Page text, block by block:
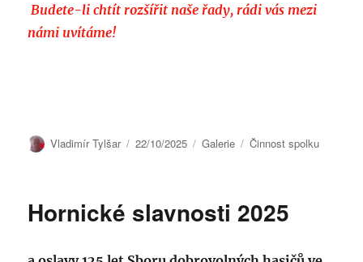
Budete-li chtít rozšířit naše řady, rádi vás mezi
námi uvítáme!
Autor:
Vladimír Tylšar Publikováno:
22/10/2025 Formát:
Galerie Rubriky:
Činnost spolku
Hornické slavnosti 2025